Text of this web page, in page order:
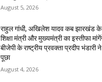
August 5, 2026
राहुल गांधी, अखिलेश यादव कब झारखंड के
शिक्षा मंत्री और मुख्यमंत्री का इस्तीफा
बीजेपी के राष्ट्रीय प्रवक्ता प्रदीप भंडारी ने
पूछा
August 4, 2026